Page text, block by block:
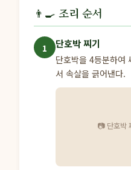
👨‍🍳 조리 순서
1 단호박 찌기
단호박을 4등분하여
서 속살을 긁어낸다.
📷 단호박